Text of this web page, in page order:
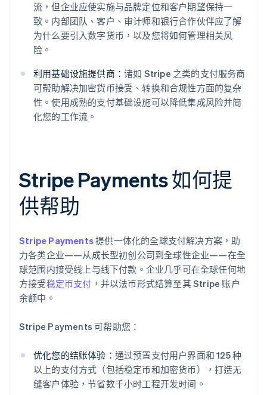
流，但企业应使实施与品牌定位和客户期望保持一
致。内部团队、客户、审计师和银行合作伙伴应了解
为什么要引入数字货币，以及您将如何管理相关风
险。
利用基础设施提供商： 诸如 Stripe 之类的支付服务商
可帮助解决加密货币接受、转换和合规性方面的复杂
性。使用成熟的支付基础设施可以降低集成风险并简
化您的工作流。
Stripe Payments 如何提
供帮助
Stripe Payments提供一体化的全球支付解决方案，助
力各类企业——从成长型初创公司到全球性企业——在全
球范围内接受线上与线下付款。企业几乎可在全球任何地
方接受稳定币支付 ，并以法币形式结算至其 Stripe 账户
余额中。
Stripe Payments 可帮助您：
优化您的结账体验： 通过预置支付用户界面和 125 种
以上的支付方式（包括稳定币和加密货币），打造无
缝客户体验，节省数千小时工程开发时间。